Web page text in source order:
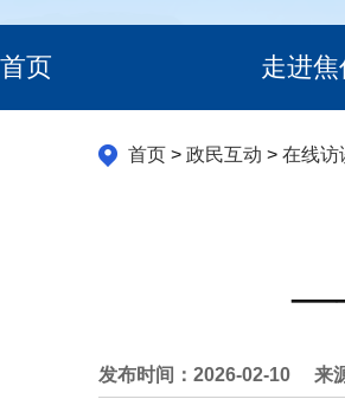
首页 走进焦
首页> 政民互动 > 在线访
发布时间：2026-02-10 来